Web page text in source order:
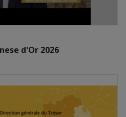
d'Or 2026